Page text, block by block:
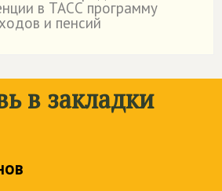
в ТАСС программу
и пенсий
в закладки